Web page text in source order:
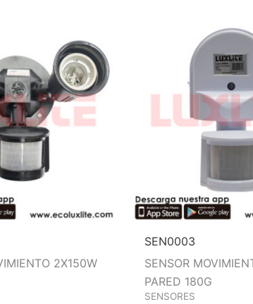
2X150W
SEN0003
SENSOR
PARED 180G
SENSORES